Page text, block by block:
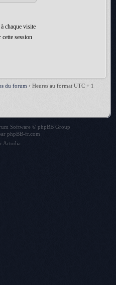
chaque visite
session
du forum • Heures au format UTC + 1
Software © phpBB Group
phpBB-fr.com
Artodia